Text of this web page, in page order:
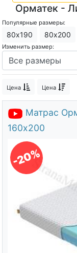
OpenОснования
OpenДетские
Open
OpenШкафы
Контакты
Орматек -
Популярные размеры:
80х190 80х200
Изменить размер:
Цена Цена
Матрас
160х200
-20%